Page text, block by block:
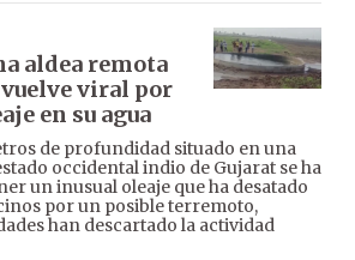
aldea remota
viral por
en su agua
de profundidad situado en una
occidental indio de Gujarat se ha
un inusual oleaje que ha desatado
por un posible terremoto,
han descartado la actividad